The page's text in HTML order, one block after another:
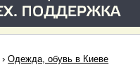
›Одежда, обувь в Киеве